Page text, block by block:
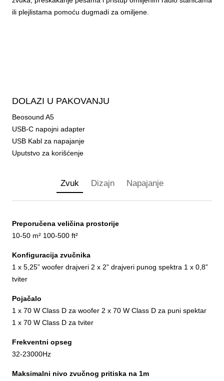
ili plejlistama pomoću dugmadi za omiljene.
DOLAZI U PAKOVANJU
Beosound A5
USB-C napojni adapter
USB Kabl za napajanje
Uputstvo za korišćenje
Zvuk Dizajn Napajanje
Preporučena veličina prostorije
10-50 m² 100-500 ft²
Konfiguracija zvučnika
1 x 5,25” woofer drajveri 2 x 2” drajveri punog spektra 1 x 0,8”
tviter
Pojačalo
1 x 70 W Class D za woofer 2 x 70 W Class D za puni spektar
1 x 70 W Class D za tviter
Frekventni opseg
32-23000Hz
Maksimalni nivo zvučnog pritiska na 1m